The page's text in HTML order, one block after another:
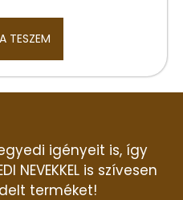
TESZEM
igényeit is, így
NEVEKKEL is szívesen
terméket!